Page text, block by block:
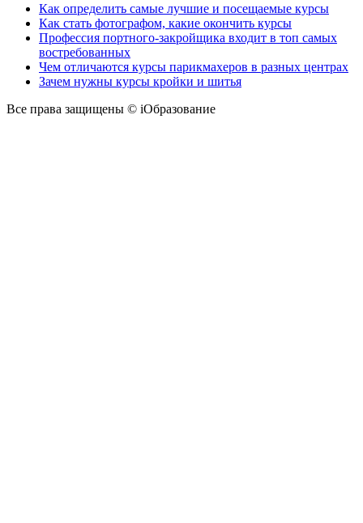
Как определить самые лучшие и посещаемые курсы
Как стать фотографом, какие окончить курсы
Профессия портного-закройщика входит в топ самых
востребованных
Чем отличаются курсы парикмахеров в разных центрах
Зачем нужны курсы кройки и шитья
Все права защищены © iОбразование